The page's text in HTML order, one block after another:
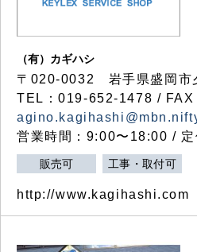
（有）カギハシ
〒020-0032 岩手県盛岡市
TEL：019-652-1478 /
営業時間：9:00〜18:00 / 定
販売可 工事・取付可
http://www.kagihashi.com